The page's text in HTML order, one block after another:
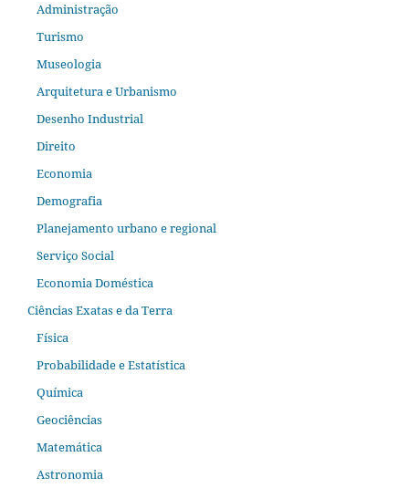
Administração
Turismo
Museologia
Arquitetura e Urbanismo
Desenho Industrial
Direito
Economia
Demografia
Planejamento urbano e regional
Serviço Social
Economia Doméstica
Ciências Exatas e da Terra
Física
Probabilidade e Estatística
Química
Geociências
Matemática
Astronomia